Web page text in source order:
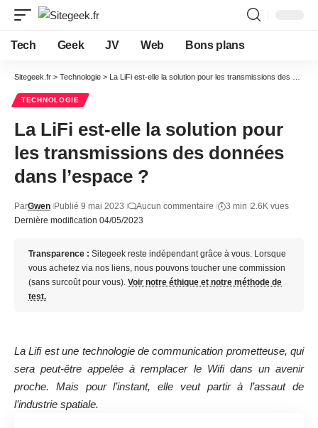
Tech Geek JV Web Bons plans
Sitegeek.fr > Technologie > La LiFi est-elle la solution pour les transmissions des données dans l’espace ?
TECHNOLOGIE
La LiFi est-elle la solution pour
les transmissions des données
dans l’espace ?
Dernière modification 04/05/2023
ParGwen Publié 9 mai 2023 Aucun commentaire 3 min 2.6K vues
Transparence : Sitegeek reste indépendant grâce à vous. Lorsque
vous achetez via nos liens, nous pouvons toucher une commission
(sans surcoût pour vous). Voir notre éthique et notre méthode de
test.
La Lifi est une technologie de communication prometteuse, qui
sera peut-être appelée à remplacer le Wifi dans un avenir
proche. Mais pour l’instant, elle veut partir à l’assaut de
l’industrie spatiale.